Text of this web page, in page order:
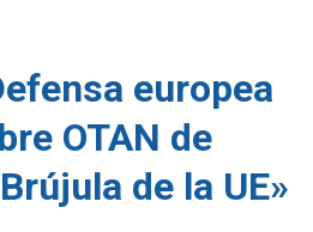
europea
OTAN de
de la UE»